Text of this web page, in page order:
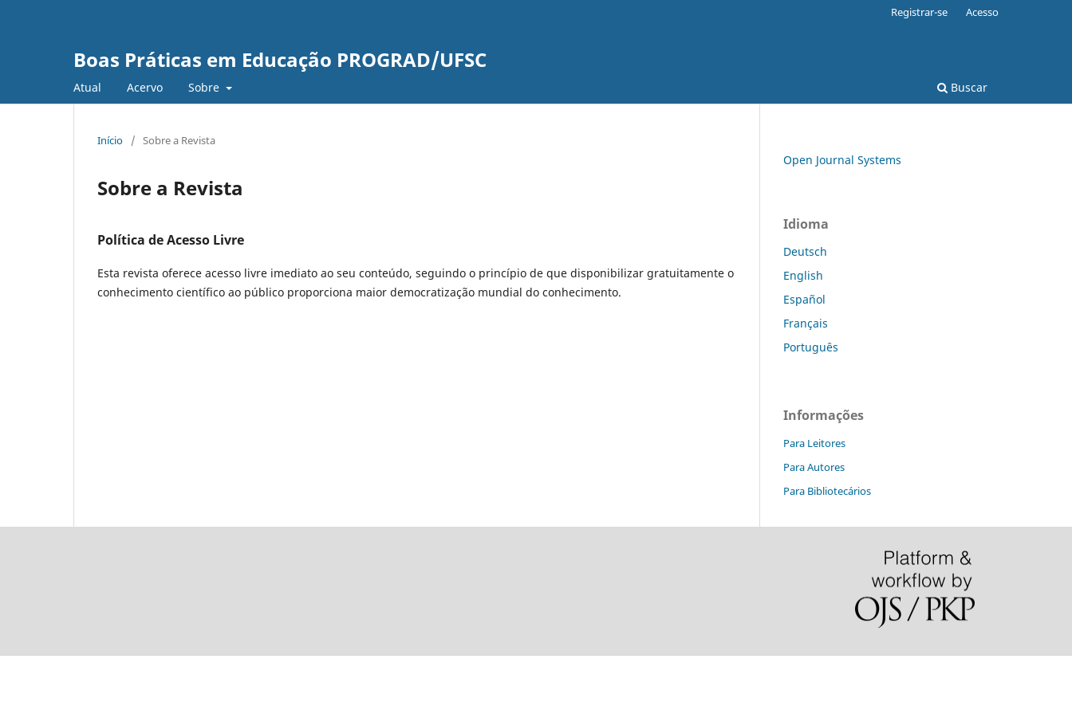
Boas Práticas em Educação PROGRAD/UFSC
Atual Acervo Sobre Buscar
Registrar-se Acesso
Início / Sobre a Revista
Sobre a Revista
Política de Acesso Livre
Esta revista oferece acesso livre imediato ao seu conteúdo, seguindo o princípio de que disponibilizar gratuitamente o
conhecimento científico ao público proporciona maior democratização mundial do conhecimento.
Open Journal Systems
Idioma
Deutsch
English
Español
Français
Português
Informações
Para Leitores
Para Autores
Para Bibliotecários